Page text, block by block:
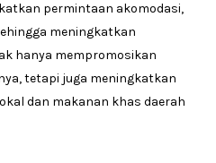
permintaan akomodasi,
meningkatkan
hanya mempromosikan
tetapi juga meningkatkan
dan makanan khas daerah